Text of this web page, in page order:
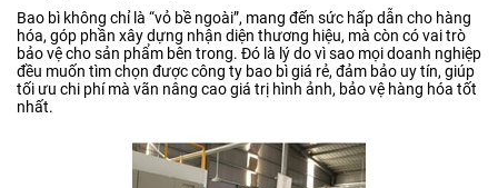
Bao bì không chỉ là “vỏ bề ngoài”, mang đến sức hấp dẫn cho hàng
hóa, góp phần xây dựng nhận diện thương hiệu, mà còn có vai trò
bảo vệ cho sản phẩm bên trong. Đó là lý do vì sao mọi doanh nghiệp
đều muốn tìm chọn được công ty bao bì giá rẻ, đảm bảo uy tín, giúp
tối ưu chi phí mà vãn nâng cao giá trị hình ảnh, bảo vệ hàng hóa tốt
nhất.